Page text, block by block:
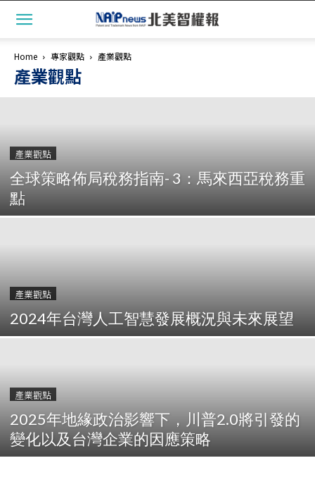
Home 專家觀點 產業觀點
產業觀點
產業觀點
全球策略佈局稅務指南- 3：馬來西亞稅務重
點
產業觀點
2024年台灣人工智慧發展概況與未來展望
產業觀點
2025年地緣政治影響下，川普2.0將引發的
變化以及台灣企業的因應策略